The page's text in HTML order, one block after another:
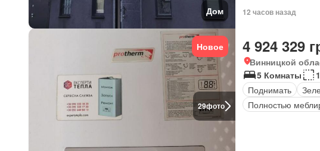
Дом 12 часов назад
29фото
Новое 4 924 329
Винницкой
5 Комнаты
Поднимать
Полностью